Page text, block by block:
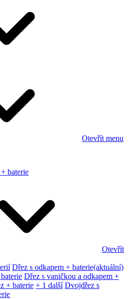
Otevřít menu
baterie
Otevřít
Dřez s odkapem + baterie(aktuální)
Dřez s vaničkou a odkapem +
+ baterie + 1 další Dvojdřez s